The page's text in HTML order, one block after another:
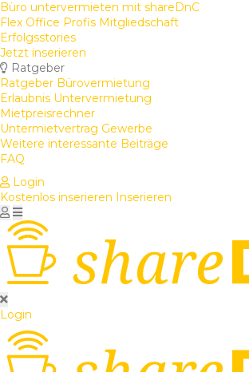
Büro untervermieten mit shareDnC
Flex Office Profis Mitgliedschaft
Erfolgsstories
Jetzt inserieren
Ratgeber
Ratgeber Bürovermietung
Erlaubnis Untervermietung
Mietpreisrechner
Untermietvertrag Gewerbe
Weitere interessante Beiträge
FAQ
Login
Kostenlos inserieren Inserieren
Login